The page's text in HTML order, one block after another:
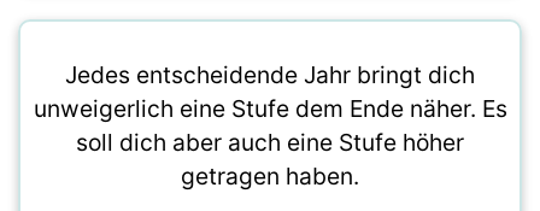
Jedes entscheidende Jahr bringt dich
unweigerlich eine Stufe dem Ende näher. Es
soll dich aber auch eine Stufe höher
getragen haben.